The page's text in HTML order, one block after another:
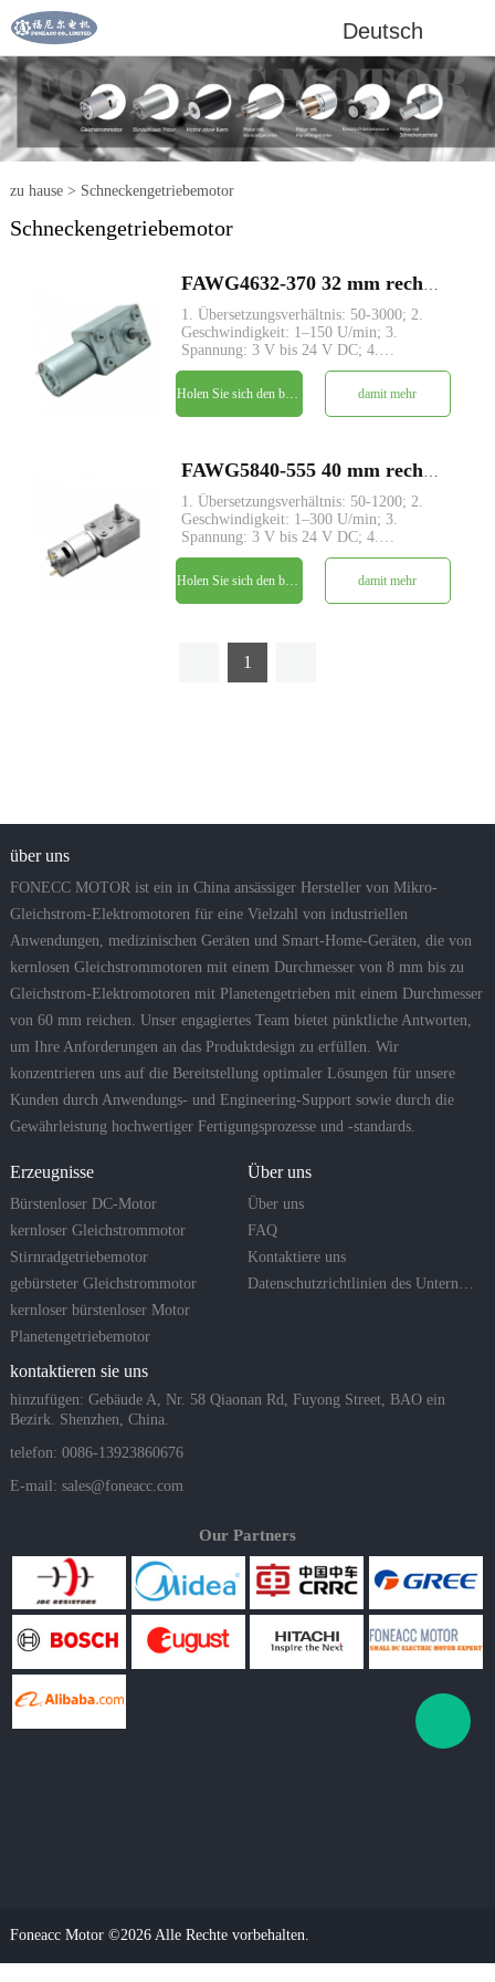
Deutsch
zu hause> Schneckengetriebemotor
Schneckengetriebemotor
1. Übersetzungsverhältnis: 50-3000; 2.
Geschwindigkeit: 1–150 U/min; 3.
Spannung: 3 V bis 24 V DC; 4.
Ausgangsdrehmoment: von 0,5 kg.cm ~
45kg.cm; 5. Schneckengetriebestruktur
mit rechtwinkliger Antriebswelle; 6.
Großes Drehmoment und geringe Geräusc
damit mehr
1. Übersetzungsverhältnis: 50-1200; 2.
Geschwindigkeit: 1–300 U/min; 3.
Spannung: 3 V bis 24 V DC; 4.
Ausgangsdrehmoment: von 0,5 kg.cm ~
90kg.cm; 5. Schneckengetriebestruktur
mit rechtwinkliger Antriebswelle; 6.
Großes Drehmoment und geringe Geräusc
damit mehr
1
über uns
FONECC MOTOR ist ein in China ansässiger Hersteller von Mikro-
Gleichstrom-Elektromotoren für eine Vielzahl von industriellen
Anwendungen, medizinischen Geräten und Smart-Home-Geräten, die von
kernlosen Gleichstrommotoren mit einem Durchmesser von 8 mm bis zu
Gleichstrom-Elektromotoren mit Planetengetrieben mit einem Durchmesser
von 60 mm reichen. Unser engagiertes Team bietet pünktliche Antworten,
um Ihre Anforderungen an das Produktdesign zu erfüllen. Wir
konzentrieren uns auf die Bereitstellung optimaler Lösungen für unsere
Kunden durch Anwendungs- und Engineering-Support sowie durch die
Gewährleistung hochwertiger Fertigungsprozesse und -standards.
Erzeugnisse
Bürstenloser DC-Motor
kernloser Gleichstrommotor
Stirnradgetriebemotor
gebürsteter Gleichstrommotor
kernloser bürstenloser Motor
Planetengetriebemotor
Über uns
Über uns
FAQ
Kontaktiere uns
kontaktieren sie uns
hinzufügen: Gebäude A, Nr. 58 Qiaonan Rd, Fuyong Street, BAO ein
Bezirk. Shenzhen, China.
telefon: 0086-13923860676
E-mail: sales@foneacc.com
Our Partners
Foneacc Motor ©2026 Alle Rechte vorbehalten.